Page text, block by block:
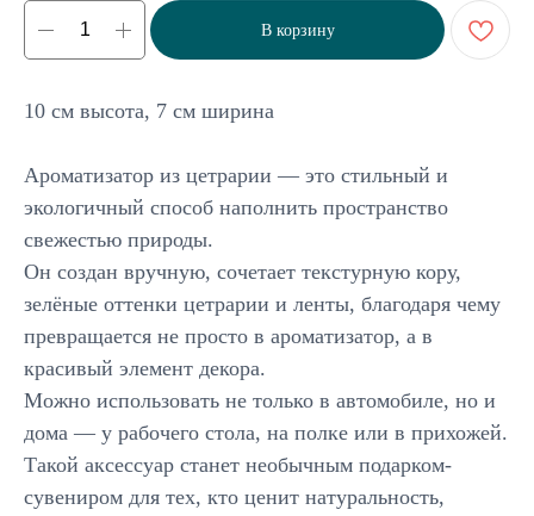
В корзину
10 см высота, 7 см ширина
Ароматизатор из цетрарии — это стильный и
экологичный способ наполнить пространство
свежестью природы.
Он создан вручную, сочетает текстурную кору,
зелёные оттенки цетрарии и ленты, благодаря чему
превращается не просто в ароматизатор, а в
красивый элемент декора.
Можно использовать не только в автомобиле, но и
дома — у рабочего стола, на полке или в прихожей.
Такой аксессуар станет необычным подарком-
сувениром для тех, кто ценит натуральность,
Отправить
Подписывайтесь
на новинки и акции